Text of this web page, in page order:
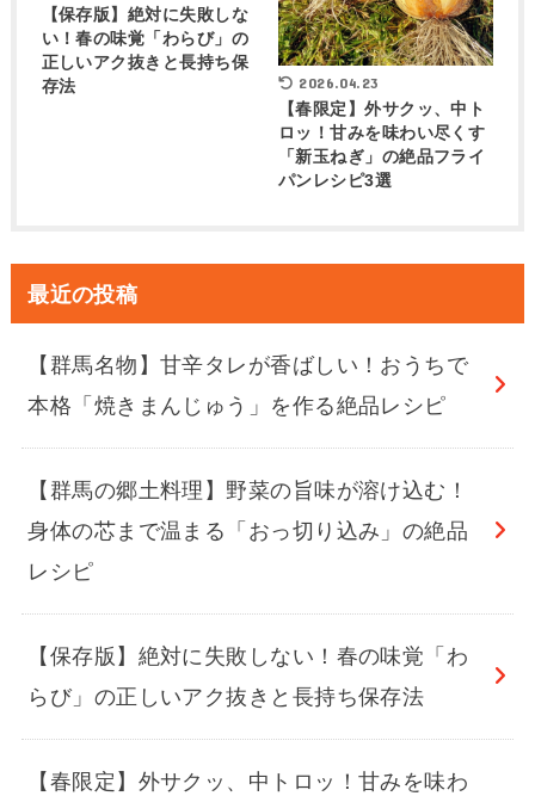
【保存版】絶対に失敗しな
い！春の味覚「わらび」の
正しいアク抜きと長持ち保
存法
2026.04.23
【春限定】外サクッ、中ト
ロッ！甘みを味わい尽くす
「新玉ねぎ」の絶品フライ
パンレシピ3選
最近の投稿
【群馬名物】甘辛タレが香ばしい！おうちで
本格「焼きまんじゅう」を作る絶品レシピ
【群馬の郷土料理】野菜の旨味が溶け込む！
身体の芯まで温まる「おっ切り込み」の絶品
レシピ
【保存版】絶対に失敗しない！春の味覚「わ
らび」の正しいアク抜きと長持ち保存法
【春限定】外サクッ、中トロッ！甘みを味わ